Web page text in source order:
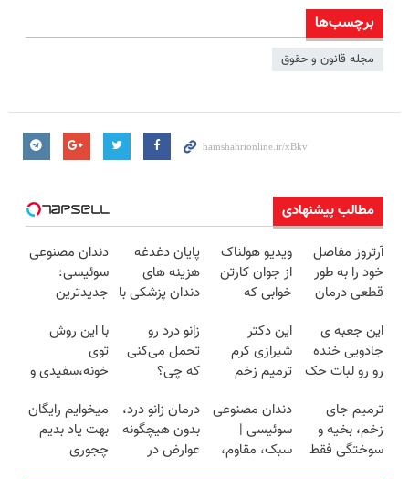
برچسب‌ها
مجله قانون و حقوق
مطالب پیشنهادی
آرتروز مفاصل
خود را به طور
قطعی درمان
◗پرسش‌نامه◖
ویدیو هولناک
از جوان کارتن
خوابی که
آموزش رایگان
پایان دغدغه
هزینه های
دندان پزشکی با
کننده خانگی
دندان مصنوعی
سوئیسی:
جدیدترین
سبک و مقاوم |
پرداخت قسطی
این جعبه ی
جادویی خنده
رو رو لبات حک
خرید40%تخفیف
این دکتر
شیرازی کرم
ترمیم زخم
ساخت!!!
زانو درد رو
تحمل می‌کنی
که چی؟
همین‌جاست!
با این روش
توی
خونه،سفیدی و
برگردون
(40%off)
ترمیم جای
زخم، بخیه و
سوختگی فقط
دندان مصنوعی
سوئیسی |
سبک، مقاوم،
درمان زانو درد،
بدون هیچگونه
عوارض در
میخوایم رایگان
بهت یاد بدیم
چجوری